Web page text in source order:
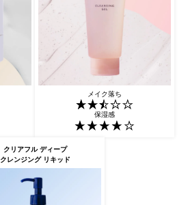
メイク落ち
保湿感
クリアフル ディープ
クレンジング リキッド